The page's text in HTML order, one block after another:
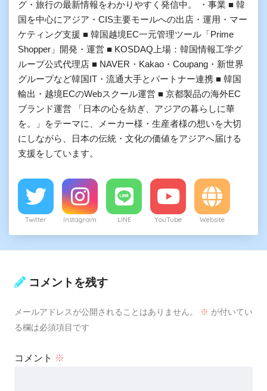
グ・旅行の最新情報をわかりやすく発信中。 ・事業 ■ 韓
国を中心にアジア・CIS主要モールへの出店・運用・マー
ケティング支援 ■ 韓国越境EC一元管理ツール「Prime
Shopper」開発・運営 ■ KOSDAQ上場：韓国情報工学グ
ループ公式代理店 ■ NAVER・Kakao・Coupang・新世界
グループなど韓国IT・流通大手とパートナー連携 ■ 韓国
輸出・越境ECのWebスクール運営 ■ 京都製品の海外EC
ブランド運営 「日本の心を紡ぎ、アジアの暮らしに華
を。」をテーマに、メーカー様・生産者様の想いを大切
にしながら、日本の伝統・文化の価値をアジアへ届ける
支援をしています。
Twitter Instagram LINE YouTube Website
コメントを残す
メールアドレスが公開されることはありません。 ※ が付いてい
る欄は必須項目です
コメント ※